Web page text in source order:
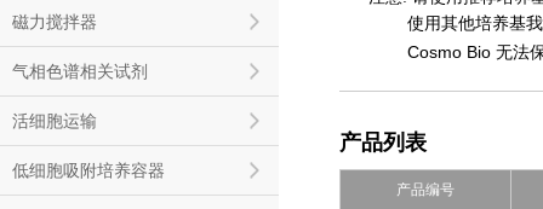
磁力搅拌器
气相色谱相关试剂
活细胞运输
低细胞吸附培养容器
使用其他培养基我
Cosmo Bio 无法保
产品列表
产品编号